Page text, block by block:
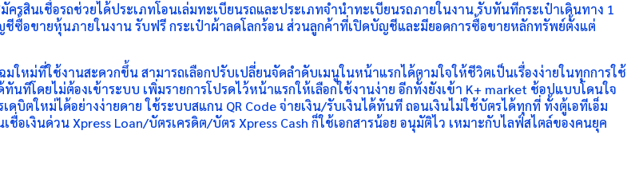
รสินเชื่อรถช่วยได้ประเภทโอนเล่มทะเบียนรถและประเภทจำนำทะเบียนรถภายในงาน รับทันทีกระเป๋าเดินทาง 1
ซื้อขายหุ้นภายในงาน รับฟรี กระเป๋าผ้าลดโลกร้อน ส่วนลูกค้าที่เปิดบัญชีและมียอดการซื้อขายหลักทรัพย์ตั้งแต่
ใหม่ที่ใช้งานสะดวกขึ้น สามารถเลือกปรับเปลี่ยนจัดลำดับเมนูในหน้าแรกได้ตามใจให้ชีวิตเป็นเรื่องง่ายในทุกการใช้
ทีโดยไม่ต้องเข้าระบบ เพิ่มรายการโปรดไว้หน้าแรกให้เลือกใช้งานง่าย อีกทั้งยังเข้า K+ market ช้อปแบบโดนใจ
ตใหม่ได้อย่างง่ายดาย ใช้ระบบสแกน QR Code จ่ายเงิน/รับเงินได้ทันที ถอนเงินไม่ใช้บัตรได้ทุกที่ ทั้งตู้เอทีเอ็ม
อเงินด่วน Xpress Loan/บัตรเครดิต/บัตร Xpress Cash ก็ใช้เอกสารน้อย อนุมัติไว เหมาะกับไลฟ์สไตล์ของคนยุค